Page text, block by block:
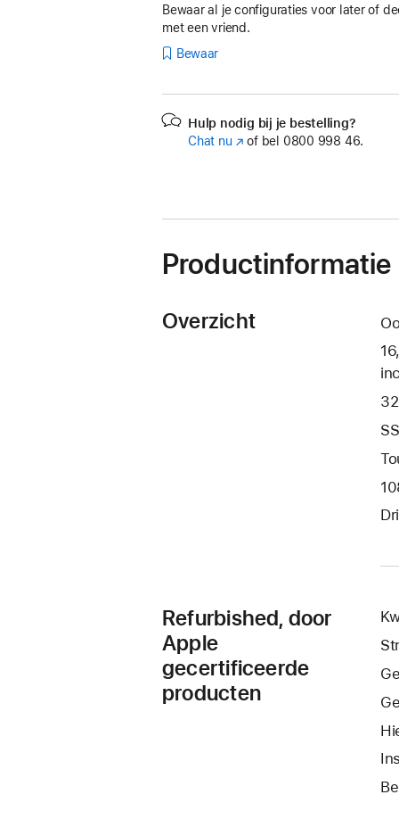
Bewaar al je configuraties voor later of
met een vriend.
Bewaar
Hulp nodig bij je bestelling?
Chat nu (Wordt
of bel 0800 998 46.
Productinformatie
Overzicht
Refurbished, door
Apple
gecertificeerde
producten